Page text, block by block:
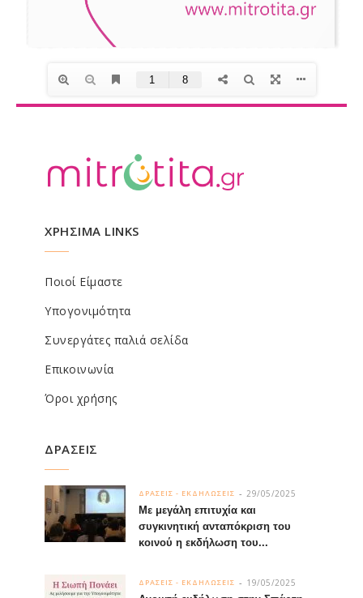
ΧΡΗΣΙΜΑ LINKS
Ποιοί Είμαστε
Υπογονιμότητα
Συνεργάτες παλιά σελίδα
Επικοινωνία
Όροι χρήσης
ΔΡΑΣΕΙΣ
Με μεγάλη επιτυχία και
συγκινητική ανταπόκριση του
κοινού η εκδήλωση του...
ΔΡΑΣΕΙΣ - ΕΚΔΗΛΩΣΕΙΣ 29/05/2025
ΔΡΑΣΕΙΣ - ΕΚΔΗΛΩΣΕΙΣ 19/05/2025